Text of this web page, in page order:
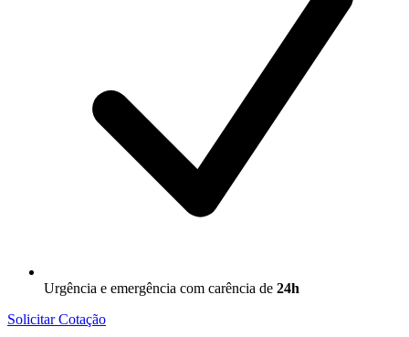
Urgência e emergência com carência de 24h
Solicitar Cotação